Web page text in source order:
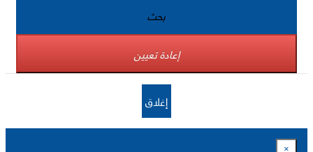
بحث
إعادة تعيين
إغلاق
×